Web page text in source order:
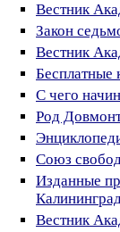
Вестник
Закон
Вестник
Бесплатные
С чего
Род
Союз
Изданные
Вестник